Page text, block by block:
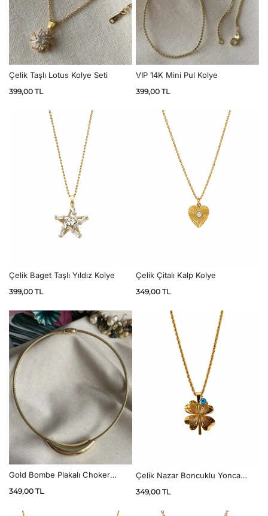
Çelik Taşlı Lotus Kolye Seti
399,00 TL
VIP 14K Mini Pul Kolye
399,00 TL
Çelik Baget Taşlı Yıldız Kolye
399,00 TL
Çelik Çitalı Kalp Kolye
349,00 TL
Gold Bombe Plakalı Choker
349,00 TL
Çelik Nazar Boncuklu Yonca
349,00 TL